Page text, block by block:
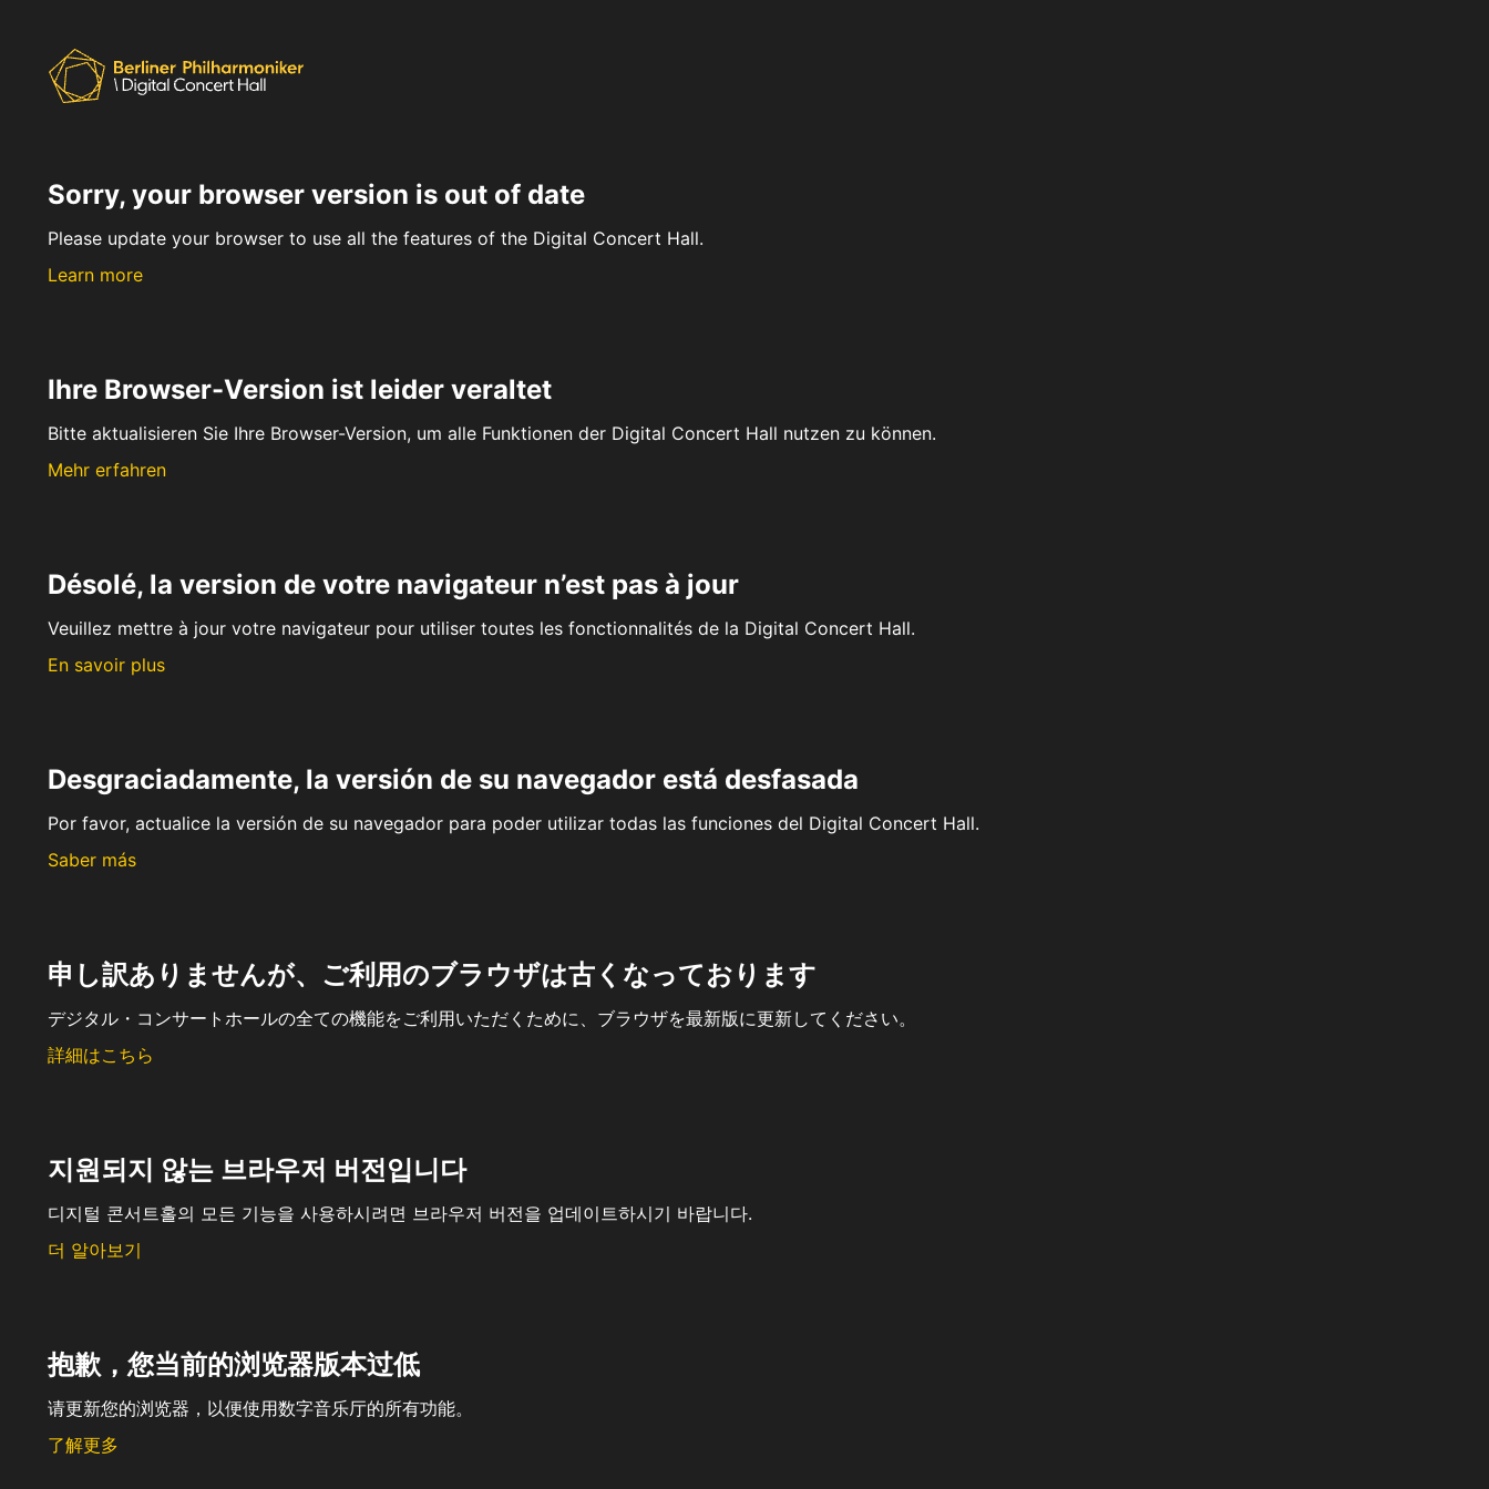
Sorry, your browser version is out of date
Please update your browser to use all the features of the Digital Concert Hall.
Learn more
Ihre Browser-Version ist leider veraltet
Bitte aktualisieren Sie Ihre Browser-Version, um alle Funktionen der Digital Concert Hall nutzen zu können.
Mehr erfahren
Désolé, la version de votre navigateur n’est pas à jour
Veuillez mettre à jour votre navigateur pour utiliser toutes les fonctionnalités de la Digital Concert Hall.
En savoir plus
Desgraciadamente, la versión de su navegador está desfasada
Por favor, actualice la versión de su navegador para poder utilizar todas las funciones del Digital Concert Hall.
Saber más
申し訳ありませんが、ご利用のブラウザは古くなっております
デジタル・コンサートホールの全ての機能をご利用いただくために、ブラウザを最新版に更新してください。
詳細はこちら
지원되지 않는 브라우저 버전입니다
디지털 콘서트홀의 모든 기능을 사용하시려면 브라우저 버전을 업데이트하시기 바랍니다.
더 알아보기
抱歉，您当前的浏览器版本过低
请更新您的浏览器，以便使用数字音乐厅的所有功能。
了解更多